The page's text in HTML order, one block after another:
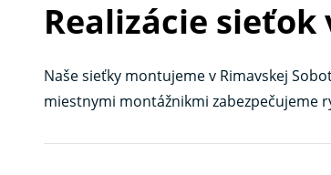
Realizácie sieťok
Naše sieťky montujeme v Rimavskej
miestnymi montážnikmi zabezpečujeme